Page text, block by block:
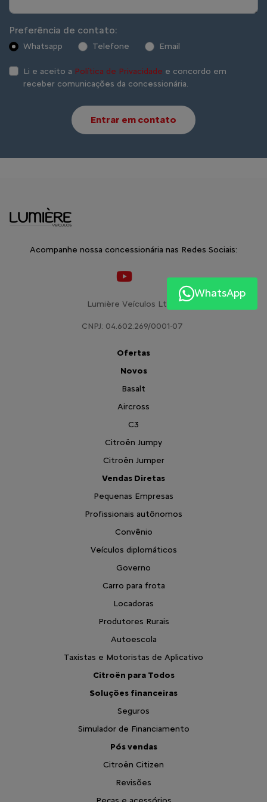
Preferência de contato:
Whatsapp Telefone Email
Li e aceito a Política de Privacidade e concordo em
receber comunicações da concessionária.
Entrar em contato
Acompanhe nossa concessionária nas Redes Sociais:
Lumière Veículos Ltda.
CNPJ: 04.602.269/0001-07
Ofertas
Novos
Basalt
Aircross
C3
Citroën Jumpy
Citroën Jumper
Vendas Diretas
Pequenas Empresas
Profissionais autônomos
Convênio
Veículos diplomáticos
Governo
Carro para frota
Locadoras
Produtores Rurais
Autoescola
Taxistas e Motoristas de Aplicativo
Citroën para Todos
Soluções financeiras
Seguros
Simulador de Financiamento
Pós vendas
Citroën Citizen
Revisões
WhatsApp